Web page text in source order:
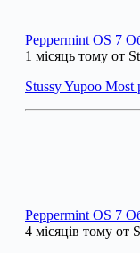
Peppermint OS 7
1 місяць тому от
Stussy Yupoo
Peppermint OS 7
4 місяців тому от